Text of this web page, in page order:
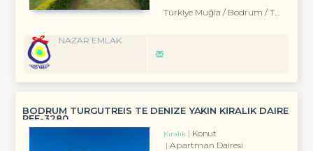
Türkiye Muğla / Bodrum / Turgutreis
NAZAR EMLAK
BODRUM TURGUTREIS TE DENİZE YAKIN KİRALIK DAIRE
REF-3280
Kiralık
Konut
Apartman Dairesi